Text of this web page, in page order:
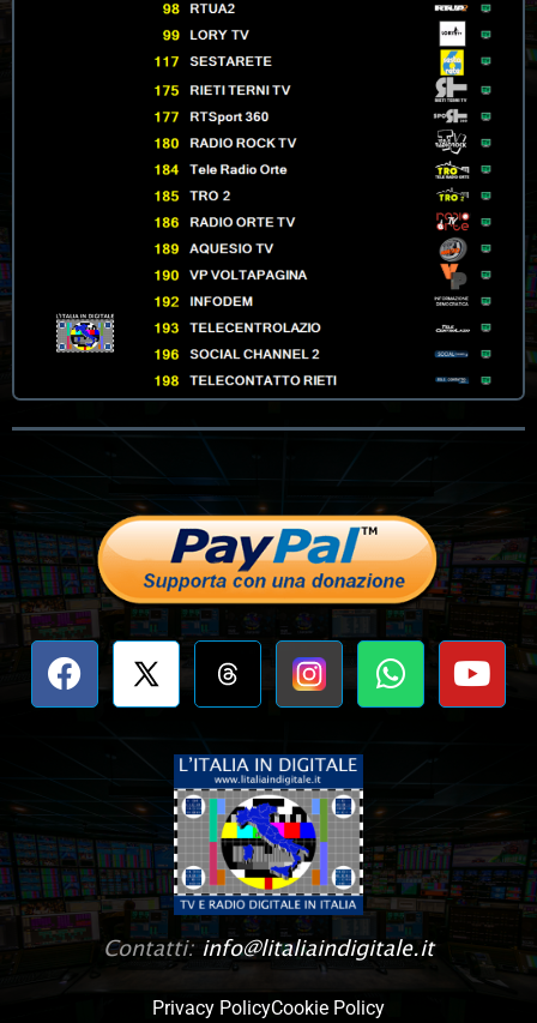
Contatti: info@litaliaindigitale.it
Privacy PolicyCookie Policy